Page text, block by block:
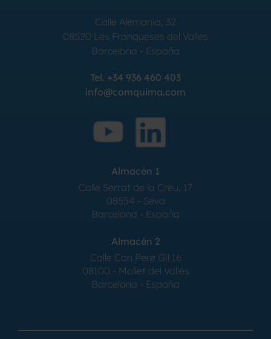
Calle Alemania, 32
08520 Les Franqueses del Valles
Barcelona - España
Tel. +34 936 460 403
info@comquima.com
Almacén 1
Calle Serrat de la Creu, 17
08554 - Seva
Barcelona - España
Almacén 2
Calle Can Pere Gil 16
08100 - Mollet del Vallés
Barcelona - España